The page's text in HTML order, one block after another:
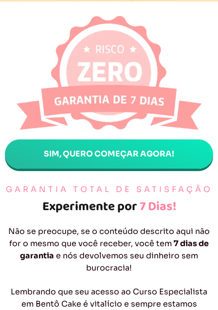
GARANTIA TOTAL DE SATISFAÇÃO
Experimente por7 Dias!
Não se preocupe, se o conteúdo descrito aqui não
for o mesmo que você receber, você tem7 dias de
garantia e nós devolvemos seu dinheiro sem
burocracia!
Lembrando que seu acesso ao Curso Especialista
em Bentô Cake é vitalício e sempre estamos
SIM, QUERO COMEÇAR AGORA!